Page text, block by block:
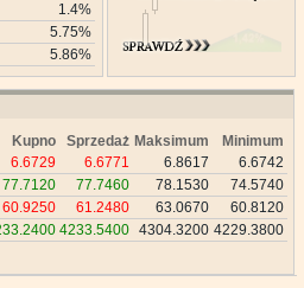
1.4%
5.75%
5.86%
Kupno Sprzedaż Maksimum
Minimum
6.6729 6.6771 6.8617
6.6742
77.7120 77.7460 78.1530
74.5740
60.9250 61.2480 63.0670
60.8120
4233.5400 4304.3200 4229.3800